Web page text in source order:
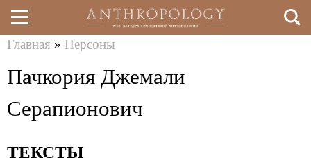
Перейти
к
здесь
Главная » Персоны
Пачкория Джемали
Серапионович
ТЕКСТЫ